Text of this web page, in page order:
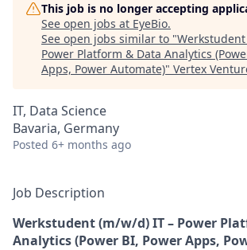
This job is no longer accepting
See open jobs at EyeBio.
See open jobs similar to "
Power Platform & Data Analytics
Apps, Power Automate)" Vertex
IT, Data Science
Bavaria, Germany
Posted 6+ months ago
Job Description
Werkstudent (m/w/d) IT – Power
Analytics (Power BI, Power Apps,